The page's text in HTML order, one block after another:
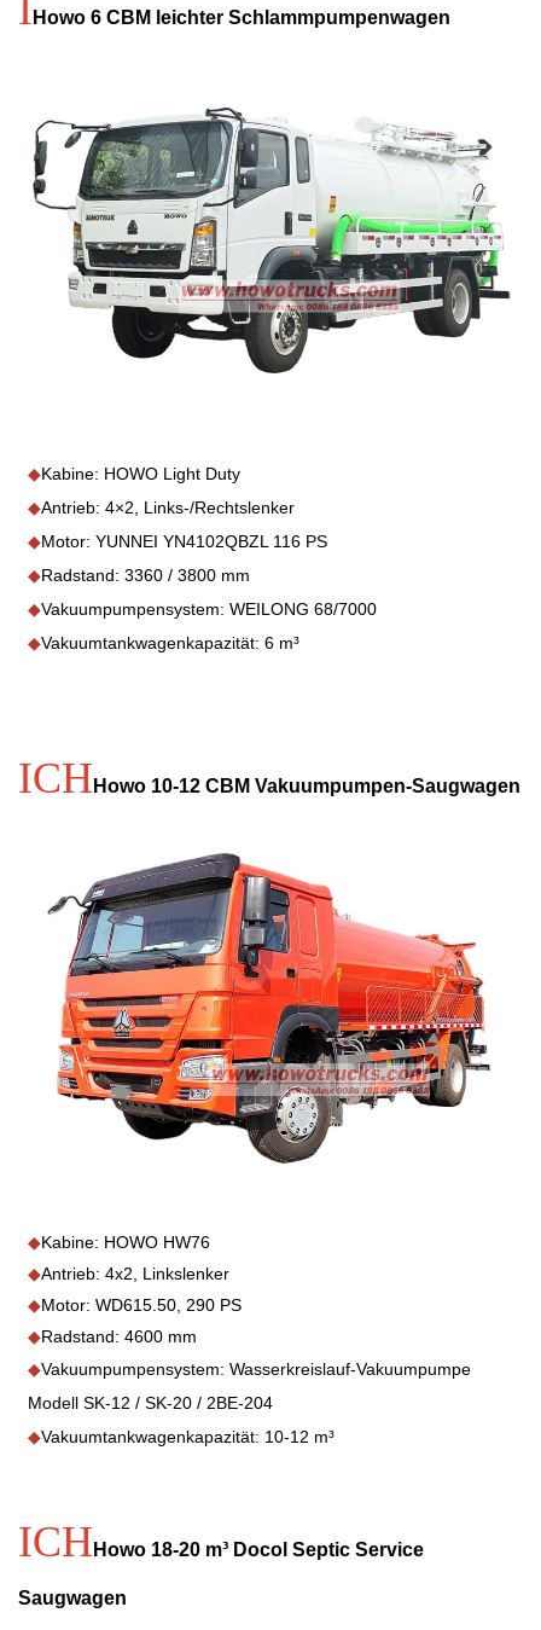
Howo 6 CBM leichter Schlammpumpenwagen
◆Kabine: HOWO Light Duty
◆Antrieb: 4×2, Links-/Rechtslenker
◆Motor: YUNNEI YN4102QBZL 116 PS
◆Radstand: 3360 / 3800 mm
◆Vakuumpumpensystem: WEILONG 68/7000
◆Vakuumtankwagenkapazität: 6 m³
ICH Howo 10-12 CBM Vakuumpumpen-Saugwagen
◆Kabine: HOWO HW76
◆Antrieb: 4x2, Linkslenker
◆Motor: WD615.50, 290 PS
◆Radstand: 4600 mm
◆Vakuumpumpensystem: Wasserkreislauf-Vakuumpumpe
Modell SK-12 / SK-20 / 2BE-204
◆Vakuumtankwagenkapazität: 10-12 m³
ICH Howo 18-20 m³ Docol Septic Service
Saugwagen